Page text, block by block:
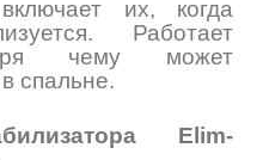
их, когда
Работает
чему может
спальне.
Elim-